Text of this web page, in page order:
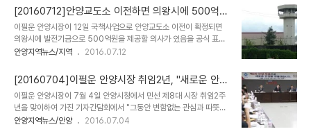
수 및 득표율을 보여 전국의 시장 중에서 유일..
과 인문도시 조성 ▴시민편익 증진으로 삶의 질 향상 ▴자연과 문화예술
이 어우러진 힐링도시 구현 ▴시민을 먼저 생각하는 열린시정 구현)을
밝혔다. 시는 첫째, 제2의 안양부흥 대도약의 발판마련 방안으로 개발
이 정체된 박달동 지역에 박달테크노밸리를 조성해 안양발전의 새로
운 전기 마련과 구)농림축산검역본부 부지의 구체적 활용방안을 모색
등 중앙부처, 의왕시와 적극적으로 협의·해결하여 ..
[20160712]안양교도소 이전하면 의왕시에 500억
주겠다
이필운 안양시장이 12일 국책사업으로 안양교도소 이전이 확정되면
의왕시에 발전기금으로 500억원을 제공할 의사가 있음을 공식 표명
했다. 이는 지난 5일 김성제 의왕시장이 취임 2주년 기자회견에서 "경
교도소 이전을 추진하는 안양시가 개발이익금 중 500억원을 의왕시
에 제공해야 한다"고 밝힌 데 대한 반응이다. 이 시장은 이날 시청 기
사송고실을 방문해 "의왕시가 안양교도소 이전에 따른 개발협력금
500억원을 제공해 줄 것을 안양시에 공식적으로 제안하면 수용하겠
다"고 밝혔다. 이필운 시장은 김성제 의왕시장이 기자회견을 통해
안양지역뉴스/지역 2016.07.12
[20160704]이필운 안양시장 취임2년, "새로운 안양
만들겠다"
이필운 안양시장이 7월 4일 안양시청에서 민선 제8대 시장 취임2주
년을 맞이하여 가진 기자간담회에서 "그동안 변함없는 관심과 따뜻한
성원을 보내주신 60만 시민들께 감사를 드리며 지난 2년은 시민들의
안양지역뉴스/안양 2016.07.04